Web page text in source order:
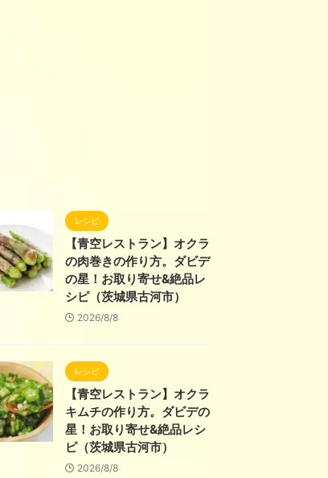
レシピ
【青空レストラン】オクラ
の肉巻きの作り方。ダビデ
の星！お取り寄せ&絶品レ
シピ（茨城県古河市）
2026/8/8
レシピ
【青空レストラン】オクラ
キムチの作り方。ダビデの
星！お取り寄せ&絶品レシ
ピ（茨城県古河市）
2026/8/8